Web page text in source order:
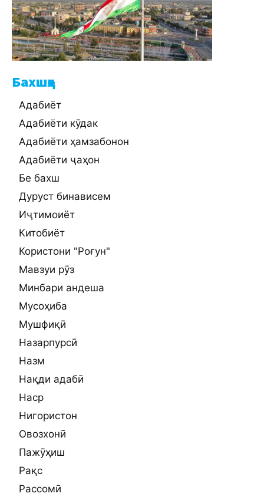
Бахшҳо
Адабиёт
Адабиёти кӯдак
Адабиёти ҳамзабонон
Адабиёти ҷаҳон
Бе бахш
Дуруст бинависем
Иҷтимоиёт
Китобиёт
Користони "Роғун"
Мавзуи рӯз
Минбари андеша
Мусоҳиба
Мушфиқӣ
Назарпурсӣ
Назм
Нақди адабӣ
Наср
Нигористон
Овозхонӣ
Пажӯҳиш
Рақс
Рассомӣ